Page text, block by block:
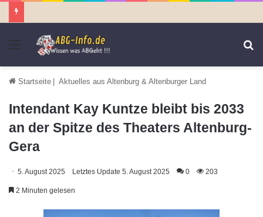
Menü
Startseite | Aktuelles aus Altenburg & Altenburger Land
Intendant Kay Kuntze bleibt bis 2033
an der Spitze des Theaters Altenburg-
Gera
5. August 2025 Letztes Update 5. August 2025 0 203
2 Minuten gelesen